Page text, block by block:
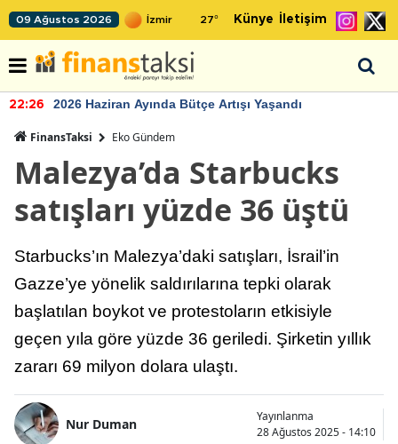
09 Ağustos 2026 27° Künye İletişim
22:26 2026 Haziran Ayında Bütçe Artışı Yaşandı
FinansTaksi Eko Gündem
Malezya’da Starbucks
satışları yüzde 36 üştü
Starbucks’ın Malezya’daki satışları, İsrail’in
Gazze’ye yönelik saldırılarına tepki olarak
başlatılan boykot ve protestoların etkisiyle
geçen yıla göre yüzde 36 geriledi. Şirketin yıllık
zararı 69 milyon dolara ulaştı.
Nur Duman
Yayınlanma
28 Ağustos 2025 - 14:10